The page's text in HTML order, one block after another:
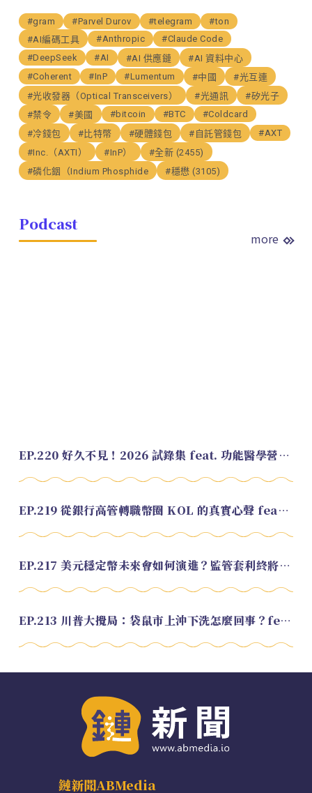
#gram #Parvel Durov #telegram
#ton
#AI編碼工具
#Anthropic
#Claude Code
#DeepSeek
#AI #AI 供應鏈
#AI 資料中心
#Coherent
#InP #Lumentum #中國
#光互連
#光收發器（Optical Transceivers）
#光通訊
#矽光子
#禁令
#美國 #bitcoin #BTC
#Coldcard
#冷錢包
#比特幣 #硬體錢包 #自託管錢包
#AXT
#Inc.（AXTI）
#InP）
#全新 (2455)
#磷化銦（Indium Phosphide
#穩懋 (3105)
Podcast
more
EP.220 好久不見！2026 試錄集 feat. 功能醫學營養師 美寶
EP.219 從銀行高管轉職幣圈 KOL 的真實心聲 feat.龜大
EP.217 美元穩定幣未來會如何演進？監管套利終將收斂？feat. 研究員 余哲安
EP.213 川普大攪局：袋鼠市上沖下洗怎麼回事？feat. Alvin
鏈新聞ABMedia